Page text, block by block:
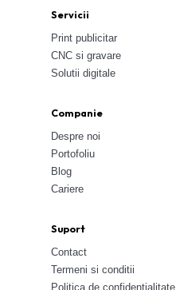
Servicii
Print publicitar
CNC si gravare
Solutii digitale
Companie
Despre noi
Portofoliu
Blog
Cariere
Suport
Contact
Termeni si conditii
Politica de confidentialitate